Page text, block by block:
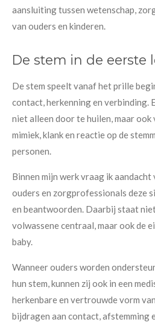
aansluiting tussen wetenschap,
van ouders en kinderen.
De stem in de eerste
De stem speelt vanaf het prille
contact, herkenning en verbinding.
niet alleen door te huilen, maar ook
mimiek, klank en reactie op de
personen.
Binnen mijn werk vraag ik
ouders en zorgprofessionals deze
en beantwoorden. Daarbij staat
volwassene centraal, maar ook de
baby.
Wanneer ouders worden
hun stem, kunnen zij ook in een
herkenbare en vertrouwde vorm
bijdragen aan contact, afstemming